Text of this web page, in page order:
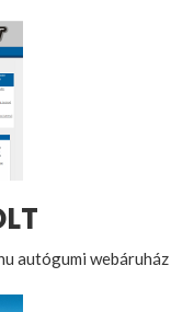
autógumi webáruház